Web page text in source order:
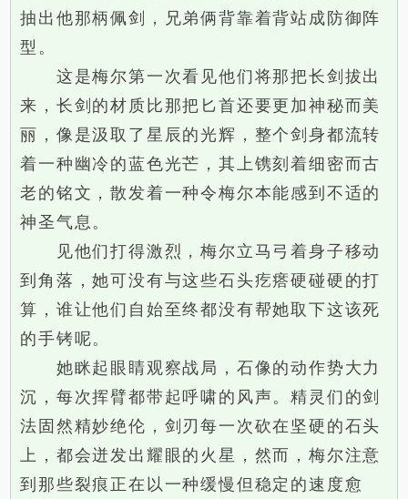
抽出他那柄佩剑，兄弟俩背靠着背站成防御阵
型。
这是梅尔第一次看见他们将那把长剑拔出
来，长剑的材质比那把匕首还要更加神秘而美
丽，像是汲取了星辰的光辉，整个剑身都流转
着一种幽冷的蓝色光芒，其上镌刻着细密而古
老的铭文，散发着一种令梅尔本能感到不适的
神圣气息。
见他们打得激烈，梅尔立马弓着身子移动
到角落，她可没有与这些石头疙瘩硬碰硬的打
算，谁让他们自始至终都没有帮她取下这该死
的手铐呢。
她眯起眼睛观察战局，石像的动作势大力
沉，每次挥臂都带起呼啸的风声。精灵们的剑
法固然精妙绝伦，剑刃每一次砍在坚硬的石头
上，都会迸发出耀眼的火星，然而，梅尔注意
到那些裂痕正在以一种缓慢但稳定的速度愈